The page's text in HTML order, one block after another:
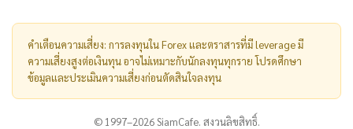
คำเตือนความเสี่ยง: การลงทุนใน Forex และตราสารที่มี leverage มี
ความเสี่ยงสูงต่อเงินทุน อาจไม่เหมาะกับนักลงทุนทุกราย โปรดศึกษา
ข้อมูลและประเมินความเสี่ยงก่อนตัดสินใจลงทุน
© 1997–2026 SiamCafe. สงวนลิขสิทธิ์.